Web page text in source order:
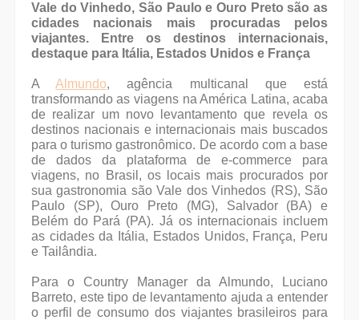
Vale do Vinhedo, São Paulo e Ouro Preto são as
cidades nacionais mais procuradas pelos
viajantes. Entre os destinos internacionais,
destaque para Itália, Estados Unidos e França
AAlmundo, agência multicanal que está
transformando as viagens na América Latina, acaba
de realizar um novo levantamento que revela os
destinos nacionais e internacionais mais buscados
para o turismo gastronômico. De acordo com a base
de dados da plataforma de e-commerce para
viagens, no Brasil, os locais mais procurados por
sua gastronomia são Vale dos Vinhedos (RS), São
Paulo (SP), Ouro Preto (MG), Salvador (BA) e
Belém do Pará (PA). Já os internacionais incluem
as cidades da Itália, Estados Unidos, França, Peru
e Tailândia.
Para o Country Manager da Almundo, Luciano
Barreto, este tipo de levantamento ajuda a entender
o perfil de consumo dos viajantes brasileiros para